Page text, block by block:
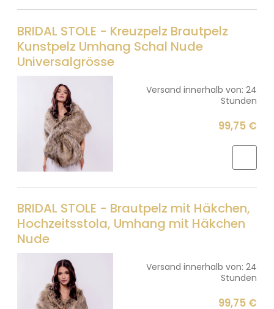
BRIDAL STOLE - Kreuzpelz Brautpelz
Kunstpelz Umhang Schal Nude
Universalgrösse
Versand innerhalb von: 24
Stunden
99,75 €
BRIDAL STOLE - Brautpelz mit Häkchen,
Hochzeitsstola, Umhang mit Häkchen
Nude
Versand innerhalb von: 24
Stunden
99,75 €